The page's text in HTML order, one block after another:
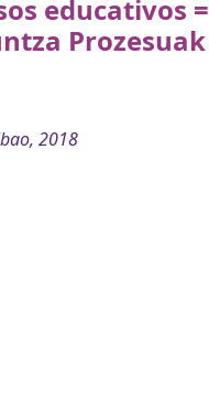
educativos =
Prozesuak
2018